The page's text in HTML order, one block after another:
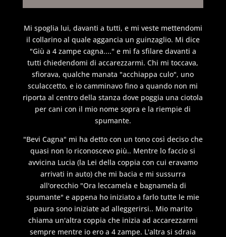
Mi spoglia lui, davanti a tutti, e mi veste mettendomi
il collarino al quale aggancia un guinzaglio. Mi dice
"Giù a 4 zampe cagna...." e mi fa sfilare davanti a
tutti chiedendomi di accarezzarmi. Chi mi toccava,
sfiorava, qualche manata "acchiappa culo", uno
sculaccetto, e io camminavo fino a quando non mi
riporta al centro della stanza dove poggia una ciotola
per cani con il mio nome sopra e la riempie di
spumante.
"Bevi Cagna" mi ha detto con un tono così deciso che
quasi non lo riconoscevo più.. Mentre lo faccio si
avvicina Lucia (la Lei della coppia con cui eravamo
arrivati in auto) che mi bacia e mi sussurra
all'orecchio "Ora leccamela e bagnamela di
spumante" e appena ho iniziato a farlo tutte le mie
paura sono iniziate ad alleggerirsi.. Mio marito
chiama un'altra coppia che inizia ad accarezzarmi
sempre mentre io ero a 4 zampe. L'altra si sdraia